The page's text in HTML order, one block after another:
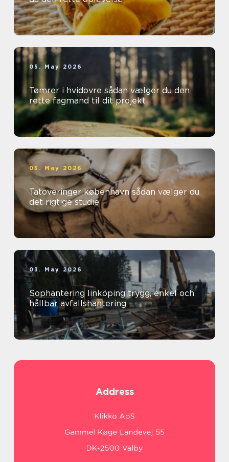
05. May 2026
Tømrer i hvidovre sådan vælger du den
rette fagmand til dit projekt
05. May 2026
Tatoveringer københavn sådan vælger du
det rigtige studie
03. May 2026
Sophantering linköping trygg, enkel och
hållbar avfallshantering
Address